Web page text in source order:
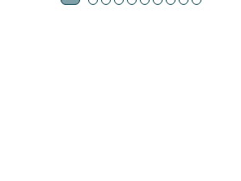
Wyślij